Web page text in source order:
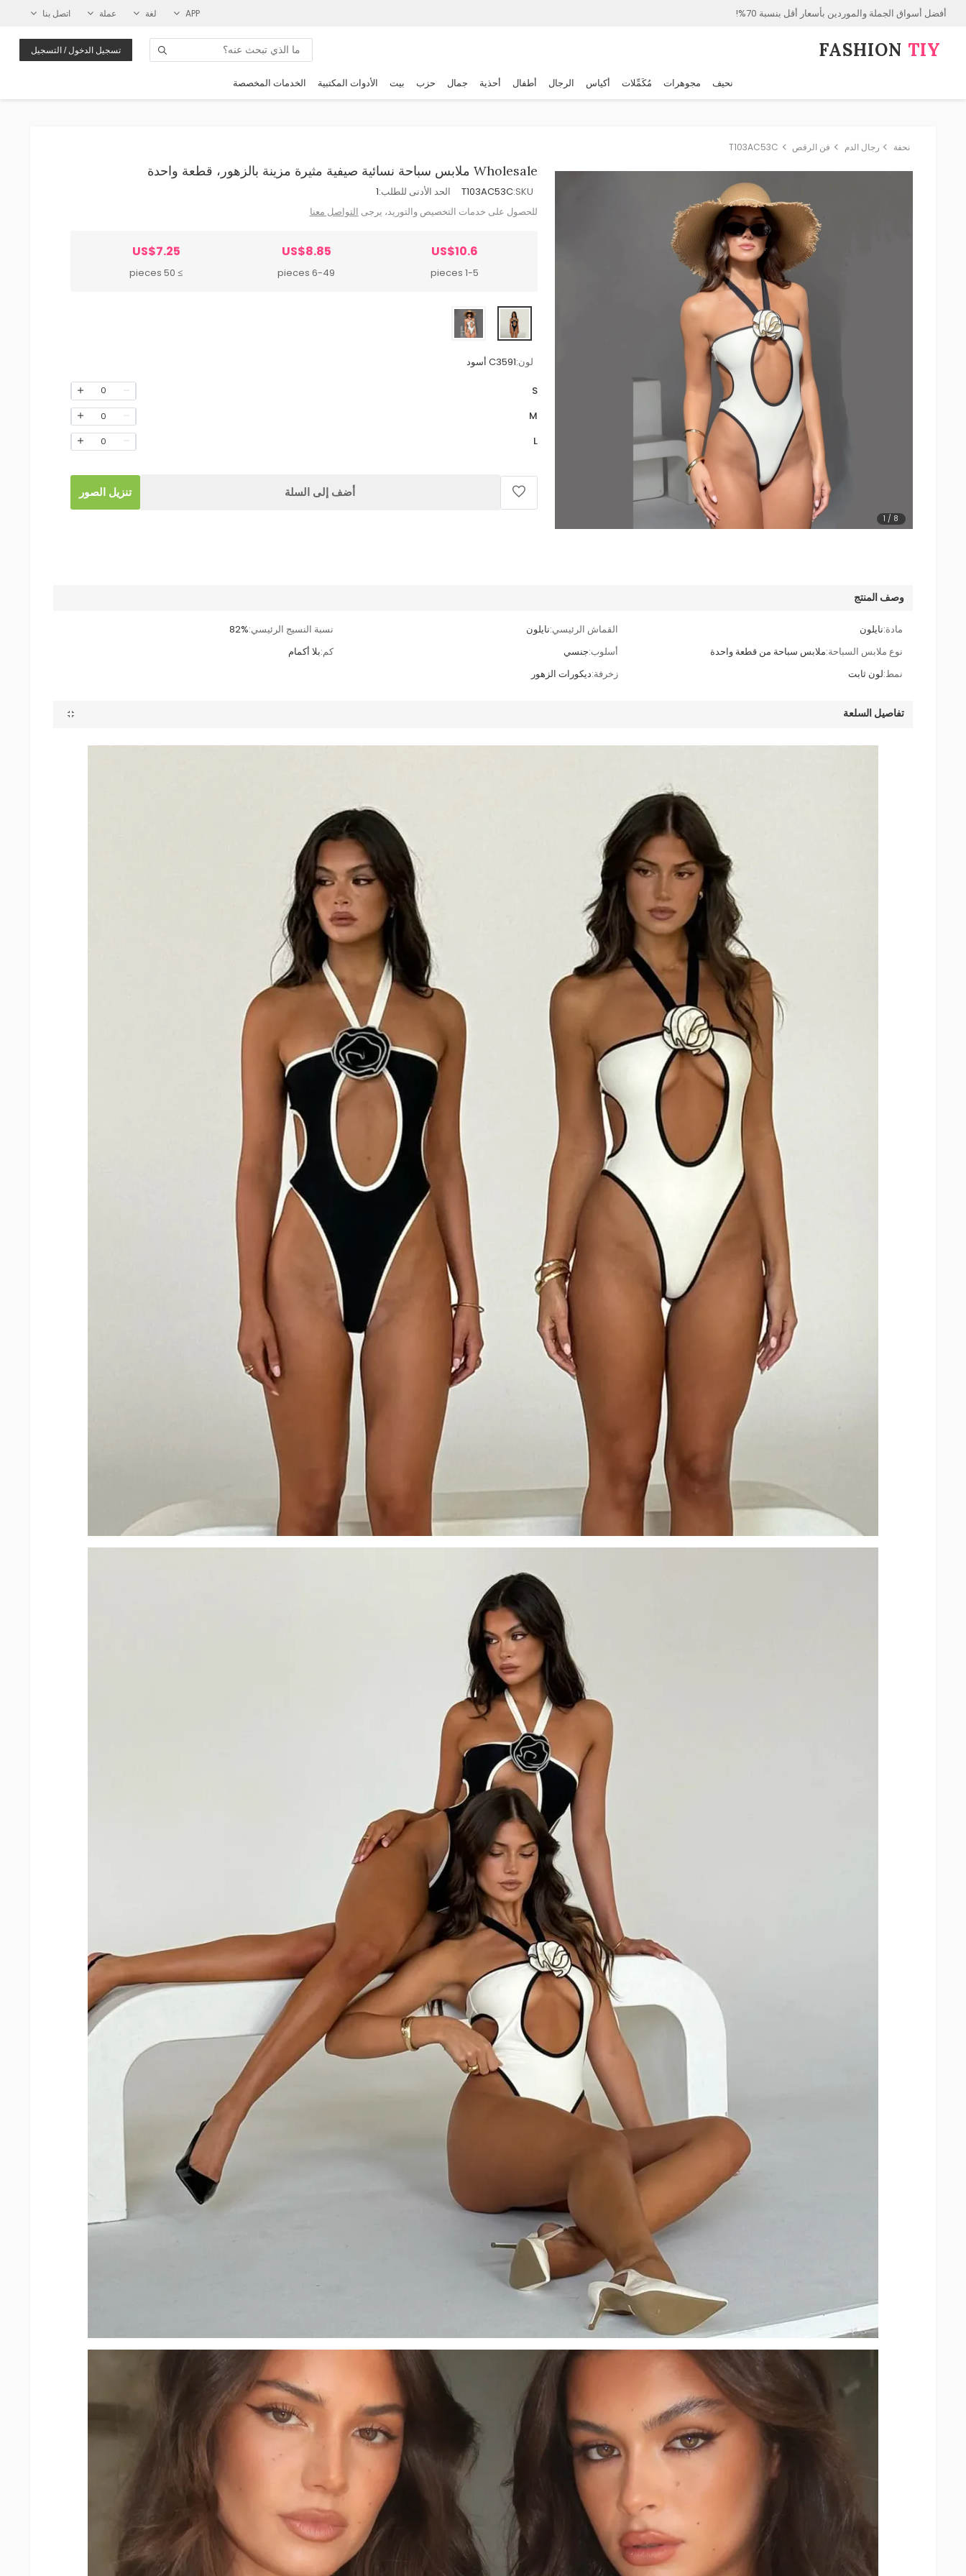
أفضل أسواق الجملة والموردين بأسعار أقل بنسبة 70%! APP لغة عملة اتصل بنا
FASHION⁠ TIY تسجيل الدخول / التسجيل
نحيف مجوهرات مُكَمِّلات أكياس الرجال أطفال أحذية جمال حزب بيت الأدوات المكتبية الخدمات المخصصة
نحفة رجال الدم فن الرقص T103AC53C
1 / 8
Wholesale ملابس سباحة نسائية صيفية مثيرة مزينة بالزهور، قطعة واحدة
SKU:
T103AC53C الحد الأدنى للطلب:1
للحصول على خدمات التخصيص والتوريد، يرجى التواصل معنا
US$10.6
1-5 pieces
US$8.85
6-49 pieces
US$7.25
≥ 50 pieces
لون:C3591 أسود
S
0
M
0
L
0
أضف إلى السلة تنزيل الصور
وصف المنتج
مادة:نايلون القماش الرئيسي:نايلون نسبة النسيج الرئيسي:82%
نوع ملابس السباحة:ملابس سباحة من قطعة واحدة أسلوب:جنسي كم:بلا أكمام
نمط:لون ثابت زخرفة:ديكورات الزهور
تفاصيل السلعة